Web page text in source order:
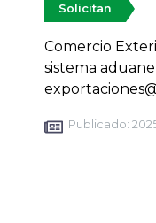
Solicitan
Comercio
sistema
Publicado: